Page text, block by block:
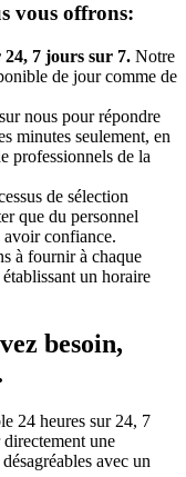
vous offrons:
24, 7 jours sur 7. Notre
de jour comme de
nous pour répondre
minutes seulement, en
professionnels de la
de sélection
que du personnel
confiance.
à fournir à chaque
un horaire
besoin,
24 heures sur 24, 7
une
avec un